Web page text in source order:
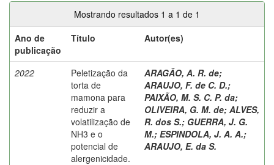
Mostrando resultados 1 a 1 de 1
Ano de
publicação
Título Autor(es)
2022
Peletização da
torta de
mamona para
reduzir a
volatilização de
NH3 e o
potencial de
alergenicidade.
ARAGÃO, A. R. de;
ARAUJO, F. de C. D.;
PAIXÃO, M. S. C. P. da;
OLIVEIRA, G. M. de; ALVES,
R. dos S.; GUERRA, J. G.
M.; ESPINDOLA, J. A. A.;
ARAUJO, E. da S.